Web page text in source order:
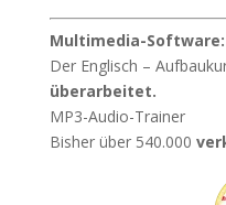
Multimedia-Software:
Der Englisch –
überarbeitet.
MP3-Audio-Trainer
Bisher über 540.000